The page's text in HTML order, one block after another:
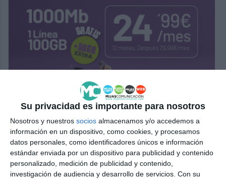
Su privacidad es importante para nosotros
Nosotros y nuestros socios almacenamos y/o accedemos a
información en un dispositivo, como cookies, y procesamos
datos personales, como identificadores únicos e información
estándar enviada por un dispositivo para publicidad y contenido
personalizado, medición de publicidad y contenido,
investigación de audiencia y desarrollo de servicios. Con su